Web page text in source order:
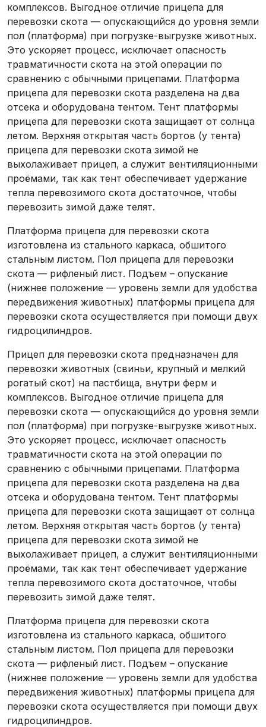
комплексов. Выгодное отличие прицепа для
перевозки скота — опускающийся до уровня земли
пол (платформа) при погрузке-выгрузке животных.
Это ускоряет процесс, исключает опасность
травматичности скота на этой операции по
сравнению с обычными прицепами. Платформа
прицепа для перевозки скота разделена на два
отсека и оборудована тентом. Тент платформы
прицепа для перевозки скота защищает от солнца
летом. Верхняя открытая часть бортов (у тента)
прицепа для перевозки скота зимой не
выхолаживает прицеп, а служит вентиляционными
проёмами, так как тент обеспечивает удержание
тепла перевозимого скота достаточное, чтобы
перевозить зимой даже телят.
Платформа прицепа для перевозки скота
изготовлена из стального каркаса, обшитого
стальным листом. Пол прицепа для перевозки
скота — рифленый лист. Подъем – опускание
(нижнее положение — уровень земли для удобства
передвижения животных) платформы прицепа для
перевозки скота осуществляется при помощи двух
гидроцилиндров.
Прицеп для перевозки скота предназначен для
перевозки животных (свиньи, крупный и мелкий
рогатый скот) на пастбища, внутри ферм и
комплексов. Выгодное отличие прицепа для
перевозки скота — опускающийся до уровня земли
пол (платформа) при погрузке-выгрузке животных.
Это ускоряет процесс, исключает опасность
травматичности скота на этой операции по
сравнению с обычными прицепами. Платформа
прицепа для перевозки скота разделена на два
отсека и оборудована тентом. Тент платформы
прицепа для перевозки скота защищает от солнца
летом. Верхняя открытая часть бортов (у тента)
прицепа для перевозки скота зимой не
выхолаживает прицеп, а служит вентиляционными
проёмами, так как тент обеспечивает удержание
тепла перевозимого скота достаточное, чтобы
перевозить зимой даже телят.
Платформа прицепа для перевозки скота
изготовлена из стального каркаса, обшитого
стальным листом. Пол прицепа для перевозки
скота — рифленый лист. Подъем – опускание
(нижнее положение — уровень земли для удобства
передвижения животных) платформы прицепа для
перевозки скота осуществляется при помощи двух
гидроцилиндров.